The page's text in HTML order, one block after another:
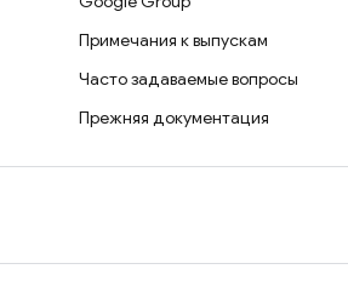
Примечания к выпускам
Часто задаваемые вопросы
Прежняя документация